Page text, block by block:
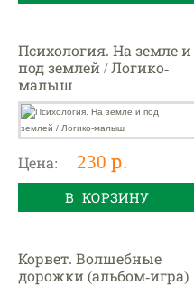
Психология. На земле и
под землей / Логико-
малыш
Цена: 230 р.
В КОРЗИНУ
Корвет. Волшебные
дорожки (альбом-игра)